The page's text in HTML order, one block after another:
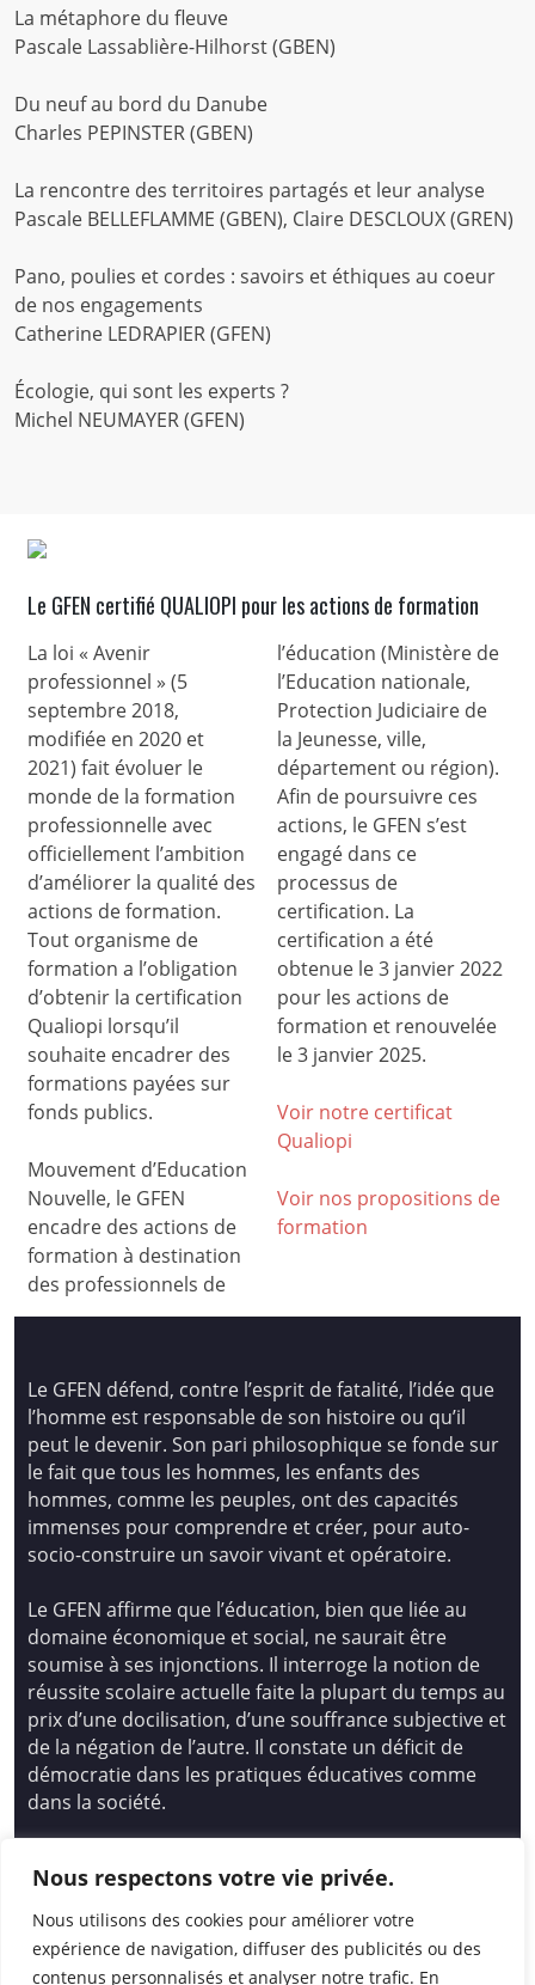
Nous respectons votre vie privée.
Nous utilisons des cookies pour améliorer votre
expérience de navigation, diffuser des publicités ou des
contenus personnalisés et analyser notre trafic. En
La métaphore du fleuve
Pascale Lassablière-Hilhorst (GBEN)
Du neuf au bord du Danube
Charles PEPINSTER (GBEN)
La rencontre des territoires partagés et leur analyse
Pascale BELLEFLAMME (GBEN), Claire DESCLOUX (GREN)
Pano, poulies et cordes : savoirs et éthiques au coeur
de nos engagements
Catherine LEDRAPIER (GFEN)
Écologie, qui sont les experts ?
Michel NEUMAYER (GFEN)
Le GFEN certifié QUALIOPI pour les actions de formation
La loi « Avenir
professionnel » (5
septembre 2018,
modifiée en 2020 et
2021) fait évoluer le
monde de la formation
professionnelle avec
officiellement l’ambition
d’améliorer la qualité des
actions de formation.
Tout organisme de
formation a l’obligation
d’obtenir la certification
Qualiopi lorsqu’il
souhaite encadrer des
formations payées sur
fonds publics.
Mouvement d’Education
Nouvelle, le GFEN
encadre des actions de
formation à destination
des professionnels de
l’éducation (Ministère de
l’Education nationale,
Protection Judiciaire de
la Jeunesse, ville,
département ou région).
Afin de poursuivre ces
actions, le GFEN s’est
engagé dans ce
processus de
certification. La
certification a été
obtenue le 3 janvier 2022
pour les actions de
formation et renouvelée
le 3 janvier 2025.
Voir notre certificat
Qualiopi
Voir nos propositions de
formation
Le GFEN défend, contre l’esprit de fatalité, l’idée que
l’homme est responsable de son histoire ou qu’il
peut le devenir. Son pari philosophique se fonde sur
le fait que tous les hommes, les enfants des
hommes, comme les peuples, ont des capacités
immenses pour comprendre et créer, pour auto-
socio-construire un savoir vivant et opératoire.
Le GFEN affirme que l’éducation, bien que liée au
domaine économique et social, ne saurait être
soumise à ses injonctions. Il interroge la notion de
réussite scolaire actuelle faite la plupart du temps au
prix d’une docilisation, d’une souffrance subjective et
de la négation de l’autre. Il constate un déficit de
démocratie dans les pratiques éducatives comme
dans la société.
Nouvelle
14 avenue Spinoza 94200 Ivry Sur Seine
01 46 72 53 17 – gfen@gfen.asso.fr